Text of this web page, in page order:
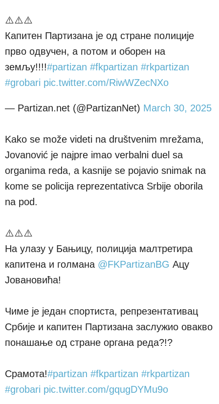
⚠️⚠️⚠️
Капитен Партизана је од стране полиције
прво одвучен, а потом и оборен на
земљу!!!!#partizan #fkpartizan #rkpartizan
#grobari pic.twitter.com/RiwWZecNXo
— Partizan.net (@PartizanNet) March 30, 2025
Kako se može videti na društvenim mrežama,
Jovanović je najpre imao verbalni duel sa
organima reda, a kasnije se pojavio snimak na
kome se policija reprezentativca Srbije oborila
na pod.
⚠️⚠️⚠️
На улазу у Бањицу, полиција малтретира
капитена и голмана @FKPartizanBG Ацу
Јовановића!
Чиме је један спортиста, репрезентативац
Србије и капитен Партизана заслужио овакво
понашање од стране органа реда?!?
Срамота!#partizan #fkpartizan #rkpartizan
#grobari pic.twitter.com/gqugDYMu9o